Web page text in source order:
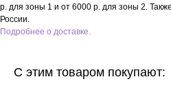
р. для зоны 1 и от 6000 р. для зоны 2.
России.
Подробнее о доставке.
С этим товаром покупают: